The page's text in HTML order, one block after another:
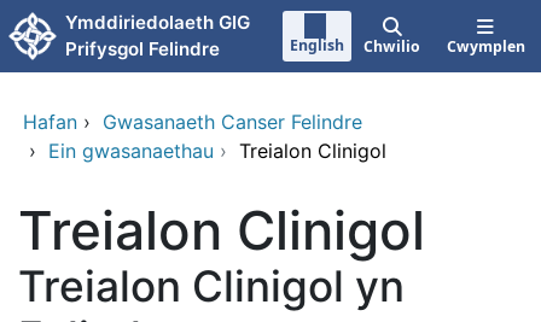
Neidio i'r prif gynnwy
Ymddiriedolaeth GIG
Prifysgol Felindre
English Chwilio Cwymplen
Hafan › Gwasanaeth Canser Felindre
› Ein gwasanaethau › Treialon Clinigol
Treialon Clinigol
Treialon Clinigol yn